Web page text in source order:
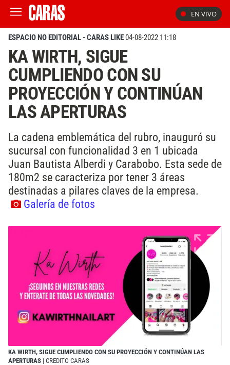
EN VIVO
ESPACIO NO EDITORIAL - CARAS LIKE04-08-2022 11:18
KA WIRTH, SIGUE
CUMPLIENDO CON SU
PROYECCIÓN Y CONTINÚAN
LAS APERTURAS
La cadena emblemática del rubro, inauguró su
sucursal con funcionalidad 3 en 1 ubicada
Juan Bautista Alberdi y Carabobo. Esta sede de
180m2 se caracteriza por tener 3 áreas
destinadas a pilares claves de la empresa.
Galería de fotos
KA WIRTH, SIGUE CUMPLIENDO CON SU PROYECCIÓN Y CONTINÚAN LAS
APERTURAS | CREDITO CARAS